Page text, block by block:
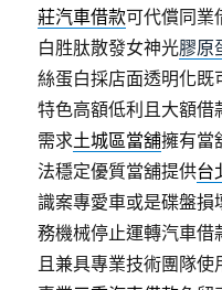
莊汽車借款可代償同業
白胜肽散發女神光膠原
絲蛋白採店面透明化既
特色高額低利且大額
需求土城區當舖擁有當
法穩定優質當舖提供台
識案專愛車或是碟盤損
務機械停止運轉汽車借
且兼具專業技術團隊